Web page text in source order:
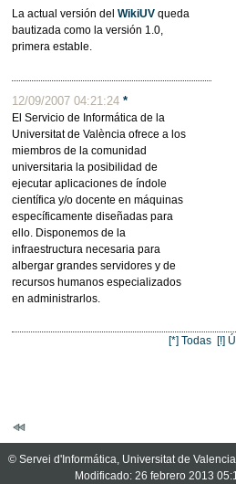
La actual versión del WikiUVqueda
bautizada como la versión 1.0,
primera estable.
12/09/2007 04:21:24 *
El Servicio de Informática de la
Universitat de València ofrece a los
miembros de la comunidad
universitaria la posibilidad de
ejecutar aplicaciones de índole
científica y/o docente en máquinas
específicamente diseñadas para
ello. Disponemos de la
infraestructura necesaria para
albergar grandes servidores y de
recursos humanos especializados
en administrarlos.
[*] Todas [!]
© Servei d'Informática, Universitat de
Modificado: 26 febrero 2013